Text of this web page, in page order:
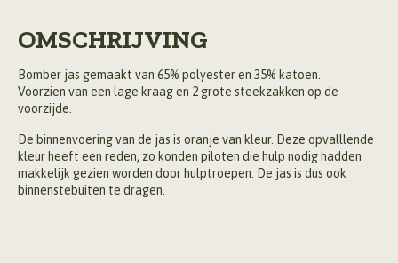
OMSCHRIJVING
Bomber jas gemaakt van 65% polyester en 35% katoen.
Voorzien van een lage kraag en 2 grote steekzakken op de
voorzijde.
De binnenvoering van de jas is oranje van kleur. Deze opvalllende
kleur heeft een reden, zo konden piloten die hulp nodig hadden
makkelijk gezien worden door hulptroepen. De jas is dus ook
binnenstebuiten te dragen.